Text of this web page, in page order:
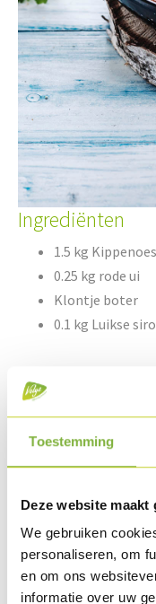
Toestemming
Deze website
We gebruiken
personaliseren, om
en om ons
informatie over uw
Ingrediënten
1.5 kg
0.25 kg rode ui
Klontje boter
0.1 kg Luikse
0.75 l bruine jus
Peper & zout
Platte
Bereiding
Grill de